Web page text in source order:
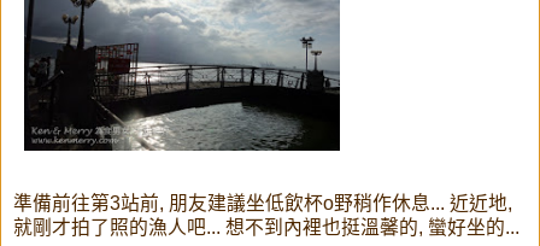
準備前往第3站前, 朋友建議坐低飲杯o野稍作休息... 近近地,
就剛才拍了照的漁人吧... 想不到內裡也挺溫馨的, 蠻好坐的...